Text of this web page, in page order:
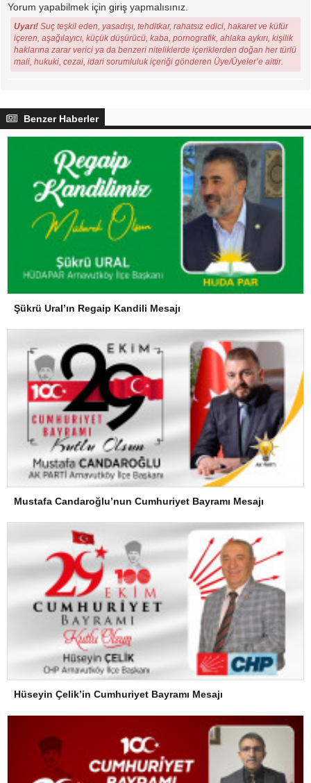
Yorum yapabilmek için giriş yapmalısınız.
Uyarı! Suç teşkil eden, yasadışı, tehditkar, rahatsız edici, hakaret ve küfür
içeren, aşağılayıcı, küçük düşürücü, kaba, pornografik, ahlaka aykırı, kişilik
haklarına zarar verici ya da benzeri niteliklerde içeriklerden doğan her türlü
mali, hukuki, cezai, idari sorumluluk içeriği gönderen Üye/Üyeler’e aittir.
Benzer Haberler
Şükrü Ural’ın Regaip Kandili Mesajı
Mustafa Candaroğlu’nun Cumhuriyet Bayramı Mesajı
Hüseyin Çelik’in Cumhuriyet Bayramı Mesajı